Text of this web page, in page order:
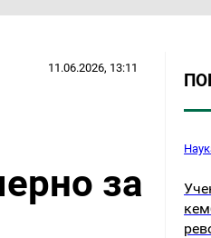
11.06.2026, 13:11
за